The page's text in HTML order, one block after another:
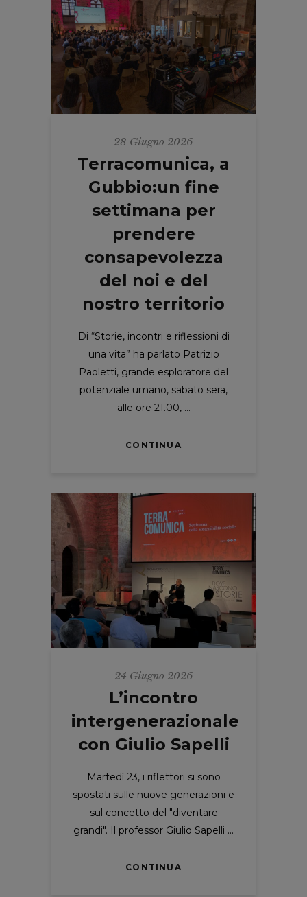
28 Giugno 2026
Terracomunica, a
Gubbio:un fine
settimana per
prendere
consapevolezza
del noi e del
nostro territorio
Di “Storie, incontri e riflessioni di
una vita” ha parlato Patrizio
Paoletti, grande esploratore del
potenziale umano, sabato sera,
alle ore 21.00,
CONTINUA
24 Giugno 2026
L’incontro
intergenerazionale
con Giulio Sapelli
Martedì 23, i riflettori si sono
spostati sulle nuove generazioni e
sul concetto del "diventare
grandi". Il professor Giulio Sapelli
CONTINUA